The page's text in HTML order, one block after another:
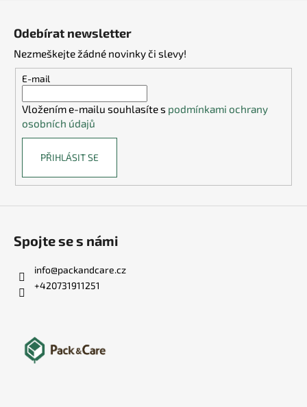
Odebírat newsletter
Nezmeškejte žádné novinky či slevy!
E-mail
Vložením e-mailu souhlasíte s podmínkami ochrany
osobních údajů
PŘIHLÁSIT SE
Spojte se s námi
info@packandcare.cz
+420731911251